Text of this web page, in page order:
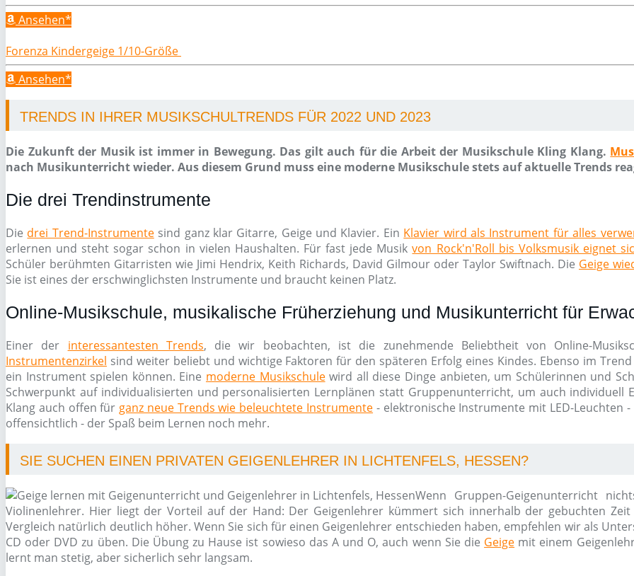
Ansehen*
Forenza Kindergeige 1/10-Größe
Ansehen*
TRENDS IN IHRER MUSIKSCHULTRENDS FÜR 2022 UND 2023
Die Zukunft der Musik ist immer in Bewegung. Das gilt auch für die Arbeit der Musikschule Kling Klang.
nach Musikunterricht wieder. Aus diesem Grund muss eine moderne Musikschule stets auf aktuelle Trends
Die drei Trendinstrumente
Die drei Trend-Instrumentesind ganz klar Gitarre, Geige und Klavier. Ein Klavier wird als Instrument für alles
erlernen und steht sogar schon in vielen Haushalten. Für fast jede Musikvon Rock'n'Roll bis Volksmusik eignet
Schüler berühmten Gitarristen wie Jimi Hendrix, Keith Richards, David Gilmour oder Taylor Swiftnach. Die Geige
Sie ist eines der erschwinglichsten Instrumente und braucht keinen Platz.
Online-Musikschule, musikalische Früherziehung und Musikunterricht für
Einer der interessantesten Trends, die wir beobachten, ist die zunehmende Beliebtheit von Online-
Instrumentenzirkel sind weiter beliebt und wichtige Faktoren für den späteren Erfolg eines Kindes. Ebenso im
ein Instrument spielen können. Eine moderne Musikschulewird all diese Dinge anbieten, um Schülerinnen und
Schwerpunkt auf individualisierten und personalisierten Lernplänen statt Gruppenunterricht, um auch individuell
Klang auch offen für ganz neue Trends wie beleuchtete Instrumente - elektronische Instrumente mit LED-Leuchten
offensichtlich - der Spaß beim Lernen noch mehr.
SIE SUCHEN EINEN PRIVATEN GEIGENLEHRER IN LICHTENFELS, HESSEN?
Wenn Gruppen-Geigenunterricht
Violinenlehrer. Hier liegt der Vorteil auf der Hand: Der Geigenlehrer kümmert sich innerhalb der gebuchten
Vergleich natürlich deutlich höher. Wenn Sie sich für einen Geigenlehrer entschieden haben, empfehlen wir als
CD oder DVD zu üben. Die Übung zu Hause ist sowieso das A und O, auch wenn Sie die Geige mit einem
lernt man stetig, aber sicherlich sehr langsam.